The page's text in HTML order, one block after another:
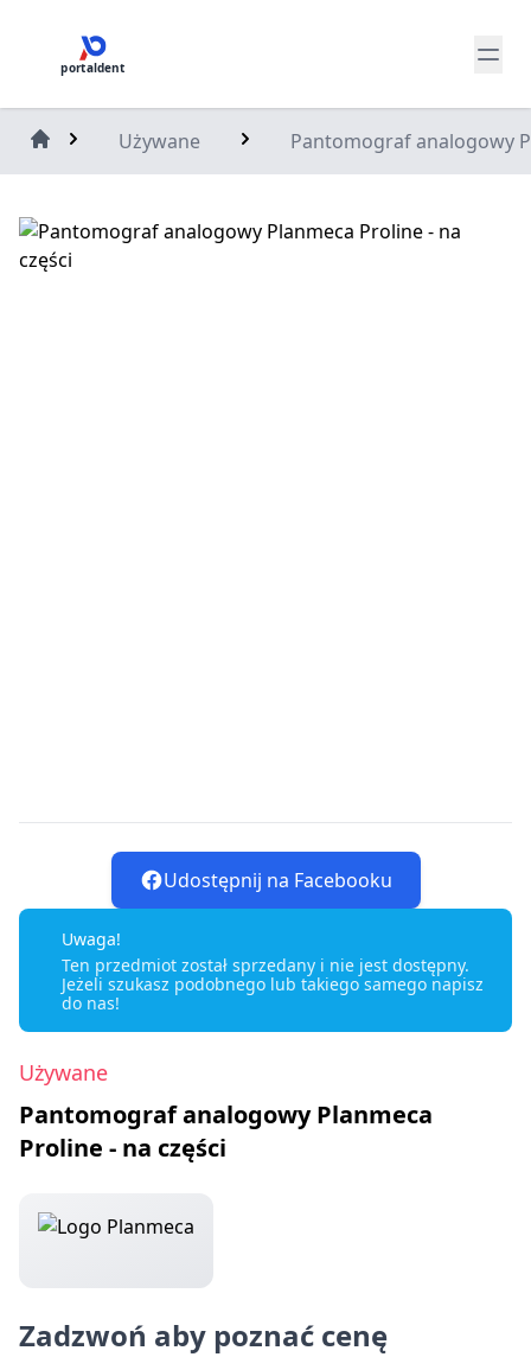
portaldent
Używane Pantomograf analogowy
Udostępnij na Facebooku
Uwaga!
Ten przedmiot został sprzedany i nie jest dostępny.
Jeżeli szukasz podobnego lub takiego samego napisz
do nas!
Używane
Pantomograf analogowy Planmeca
Proline - na części
Zadzwoń aby poznać cenę